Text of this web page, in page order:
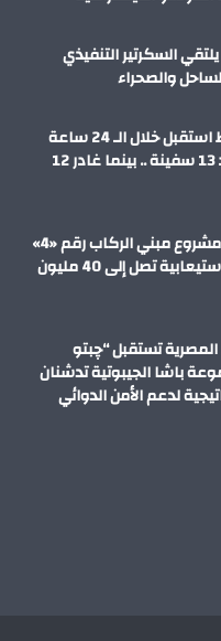
يلتقي السكرتير التنفيذي
والصحراء
ميناء_دمياط استقبل خلال الـ 24 ساعة
الماضية عدد 13 سفينة .. بينما غادر 12
وزير الطيران: مشروع مبني الركاب رقم «4»
يأتي بطاقة استيعابية تصل إلى 40 مليون
المصرية تستقبل “چبتو
باشا الجيبوتية تدشنان
لدعم الأمن الدوائي